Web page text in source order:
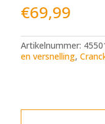
€69,99
Artikelnummer:
en versnelling,